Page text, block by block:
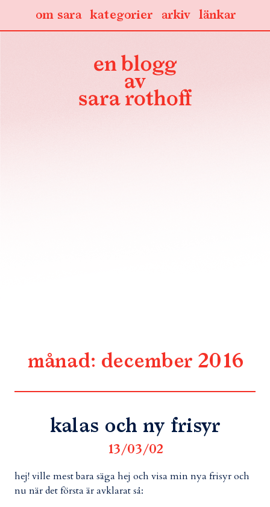
länkar
arkiv
kategorier
om sara
månad: december 2016
kalas och ny frisyr
13/03/02
hej! ville mest bara säga hej och visa min nya frisyr och
nu när det första är avklarat så: